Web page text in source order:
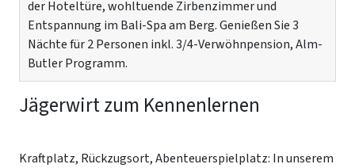
der Hoteltüre, wohltuende Zirbenzimmer und
Entspannung im Bali-Spa am Berg. Genießen Sie 3
Nächte für 2 Personen inkl. 3/4-Verwöhnpension, Alm-
Butler Programm.
Jägerwirt zum Kennenlernen
Kraftplatz, Rückzugsort, Abenteuerspielplatz: In unserem